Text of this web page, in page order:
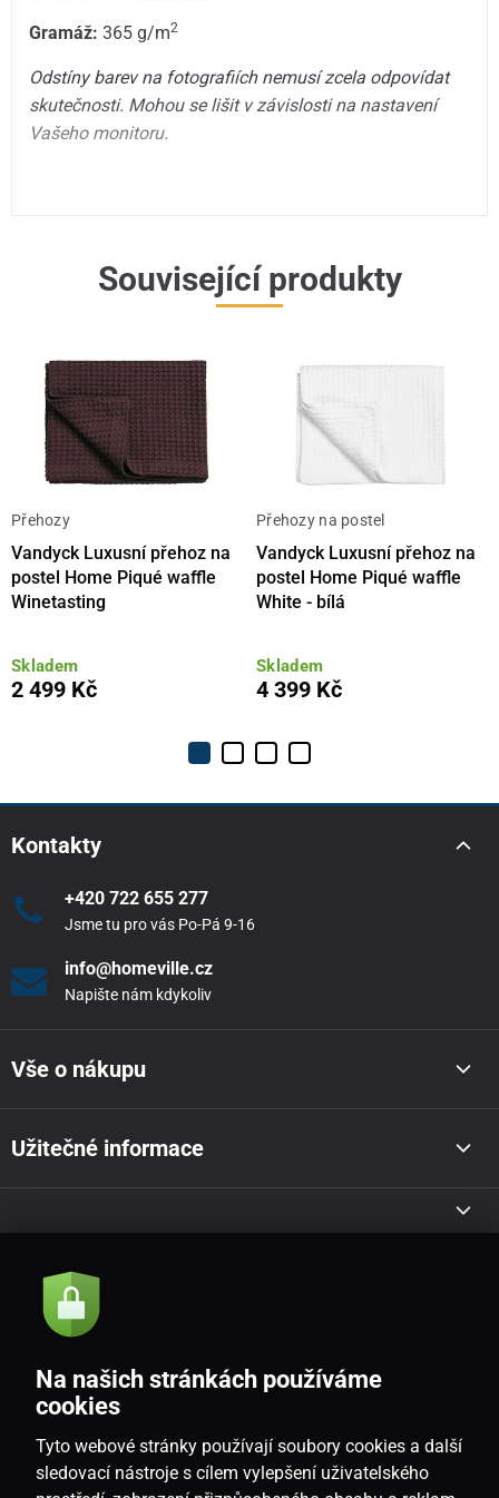
Gramáž: 365 g/m2
Odstíny barev na fotografiích nemusí zcela odpovídat
skutečnosti. Mohou se lišit v závislosti na nastavení
Vašeho monitoru.
Související produkty
Přehozy
Vandyck Luxusní přehoz na
postel Home Piqué waffle
Winetasting
Skladem
2 499 Kč
Přehozy na postel
Vandyck Luxusní přehoz na
postel Home Piqué waffle
White - bílá
Skladem
4 399 Kč
Kontakty
+420 722 655 277
Jsme tu pro vás Po-Pá 9-16
info@homeville.cz
Napište nám kdykoliv
Vše o nákupu
Užitečné informace
Akce a novinky e-mailem
Souhlasím sezásadami zpracování osobních údajů
Na našich stránkách používáme
cookies
Tyto webové stránky používají soubory cookies a další
sledovací nástroje s cílem vylepšení uživatelského